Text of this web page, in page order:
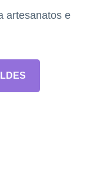
artesanatos e